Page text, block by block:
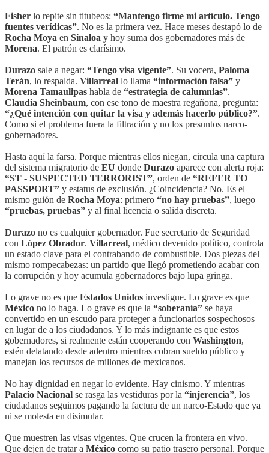
Fisher lo repite sin titubeos: “Mantengo firme mi artículo. Tengo
fuentes verídicas”. No es la primera vez. Hace meses destapó lo de
Rocha Moya en Sinaloa y hoy suma dos gobernadores más de
Morena. El patrón es clarísimo.
Durazo sale a negar: “Tengo visa vigente”. Su vocera, Paloma
Terán, lo respalda. Villarreal lo llama “información falsa” y
Morena Tamaulipas habla de “estrategia de calumnias”.
Claudia Sheinbaum, con ese tono de maestra regañona, pregunta:
“¿Qué intención con quitar la visa y además hacerlo público?”.
Como si el problema fuera la filtración y no los presuntos narco-
gobernadores.
Hasta aquí la farsa. Porque mientras ellos niegan, circula una captura
del sistema migratorio de EU donde Durazo aparece con alerta roja:
“ST - SUSPECTED TERRORIST”, orden de “REFER TO
PASSPORT” y estatus de exclusión. ¿Coincidencia? No. Es el
mismo guión de Rocha Moya: primero “no hay pruebas”, luego
“pruebas, pruebas” y al final licencia o salida discreta.
Durazo no es cualquier gobernador. Fue secretario de Seguridad
con López Obrador. Villarreal, médico devenido político, controla
un estado clave para el contrabando de combustible. Dos piezas del
mismo rompecabezas: un partido que llegó prometiendo acabar con
la corrupción y hoy acumula gobernadores bajo lupa gringa.
Lo grave no es que Estados Unidos investigue. Lo grave es que
México no lo haga. Lo grave es que la “soberanía” se haya
convertido en un escudo para proteger a funcionarios sospechosos
en lugar de a los ciudadanos. Y lo más indignante es que estos
gobernadores, si realmente están cooperando con Washington,
estén delatando desde adentro mientras cobran sueldo público y
manejan los recursos de millones de mexicanos.
No hay dignidad en negar lo evidente. Hay cinismo. Y mientras
Palacio Nacional se rasga las vestiduras por la “injerencia”, los
ciudadanos seguimos pagando la factura de un narco-Estado que ya
ni se molesta en disimular.
Que muestren las visas vigentes. Que crucen la frontera en vivo.
Que dejen de tratar a México como su patio trasero personal. Porque